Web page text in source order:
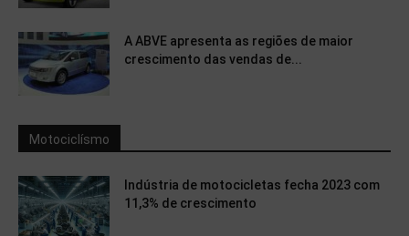
A ABVE apresenta as regiões de maior
crescimento das vendas de...
Motociclísmo
Indústria de motocicletas fecha 2023 com
11,3% de crescimento